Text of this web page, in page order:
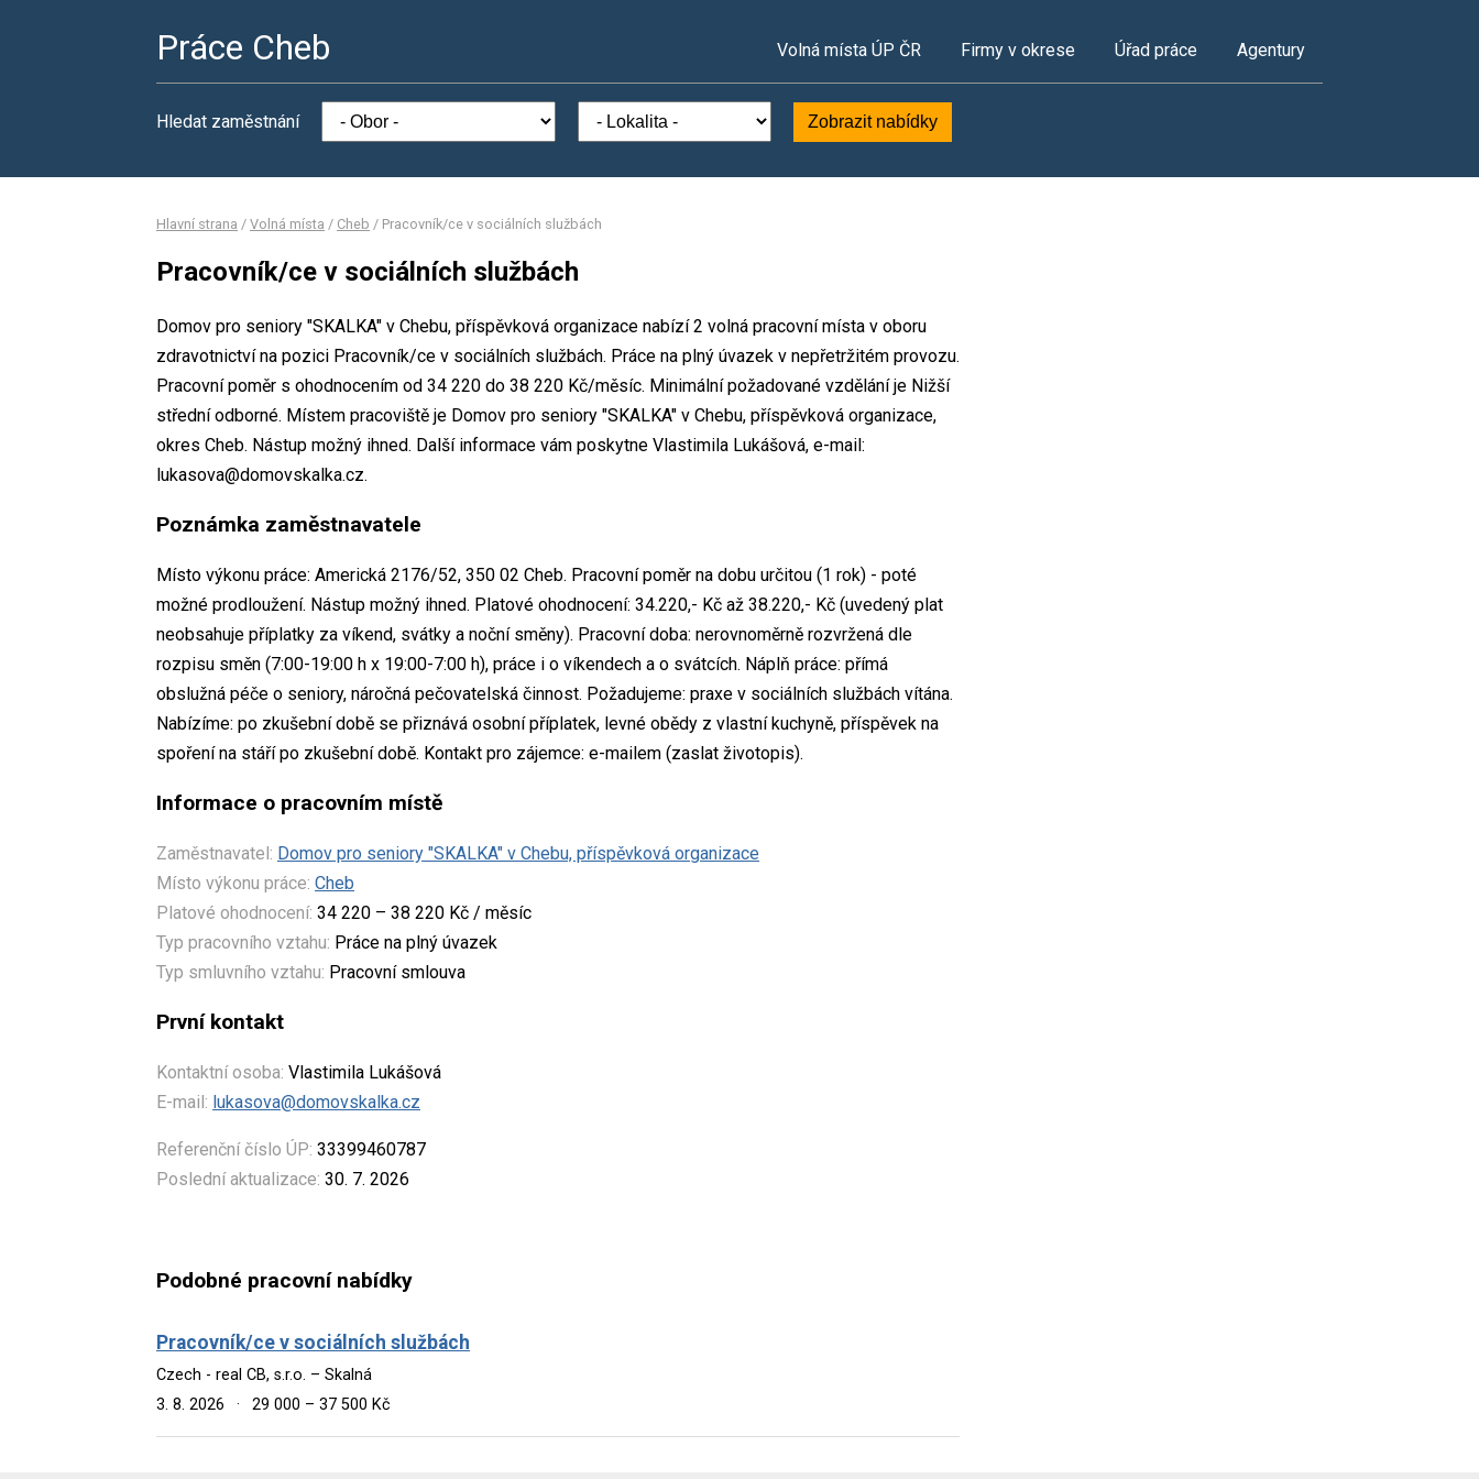
Práce Cheb Volná místa ÚP ČR Firmy v okrese Úřad práce Agentury
Hledat zaměstnání Zobrazit nabídky
Hlavní strana / Volná místa / Cheb / Pracovník/ce v sociálních službách
Pracovník/ce v sociálních službách
Domov pro seniory "SKALKA" v Chebu, příspěvková organizace nabízí 2 volná pracovní místa v oboru
zdravotnictví na pozici Pracovník/ce v sociálních službách. Práce na plný úvazek v nepřetržitém provozu.
Pracovní poměr s ohodnocením od 34 220 do 38 220 Kč/měsíc. Minimální požadované vzdělání je Nižší
střední odborné. Místem pracoviště je Domov pro seniory "SKALKA" v Chebu, příspěvková organizace,
okres Cheb. Nástup možný ihned. Další informace vám poskytne Vlastimila Lukášová, e-mail:
lukasova@domovskalka.cz.
Poznámka zaměstnavatele
Místo výkonu práce: Americká 2176/52, 350 02 Cheb. Pracovní poměr na dobu určitou (1 rok) - poté
možné prodloužení. Nástup možný ihned. Platové ohodnocení: 34.220,- Kč až 38.220,- Kč (uvedený plat
neobsahuje příplatky za víkend, svátky a noční směny). Pracovní doba: nerovnoměrně rozvržená dle
rozpisu směn (7:00-19:00 h x 19:00-7:00 h), práce i o víkendech a o svátcích. Náplň práce: přímá
obslužná péče o seniory, náročná pečovatelská činnost. Požadujeme: praxe v sociálních službách vítána.
Nabízíme: po zkušební době se přiznává osobní příplatek, levné obědy z vlastní kuchyně, příspěvek na
spoření na stáří po zkušební době. Kontakt pro zájemce: e-mailem (zaslat životopis).
Informace o pracovním místě
Zaměstnavatel: Domov pro seniory "SKALKA" v Chebu, příspěvková organizace
Místo výkonu práce: Cheb
Platové ohodnocení: 34 220 – 38 220 Kč / měsíc
Typ pracovního vztahu: Práce na plný úvazek
Typ smluvního vztahu: Pracovní smlouva
První kontakt
Kontaktní osoba: Vlastimila Lukášová
E-mail: lukasova@domovskalka.cz
Referenční číslo ÚP: 33399460787
Poslední aktualizace: 30. 7. 2026
Podobné pracovní nabídky
Pracovník/ce v sociálních službách
Czech - real CB, s.r.o. – Skalná
3. 8. 2026
· 29 000 – 37 500 Kč